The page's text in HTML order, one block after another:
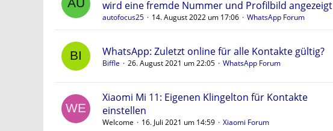
wird eine fremde Nummer und Profilbild angezeigt
autofocus25 14. August 2022 um 17:06 WhatsApp Forum
WhatsApp: Zuletzt online für alle Kontakte gültig?
Biffle 26. August 2021 um 22:05 WhatsApp Forum
Xiaomi Mi 11: Eigenen Klingelton für Kontakte
einstellen
Welcome 16. Juli 2021 um 14:59 Xiaomi Forum